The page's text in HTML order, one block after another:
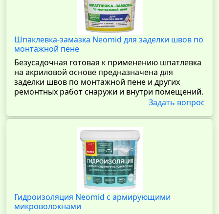
Шпаклевка-замазка Neomid для заделки швов по
монтажной пене
Безусадочная готовая к применению шпатлевка
на акриловой основе предназначена для
заделки швов по монтажной пене и других
ремонтных работ снаружи и внутри помещений.
Задать вопрос
Гидроизоляция Neomid с армирующими
микроволокнами